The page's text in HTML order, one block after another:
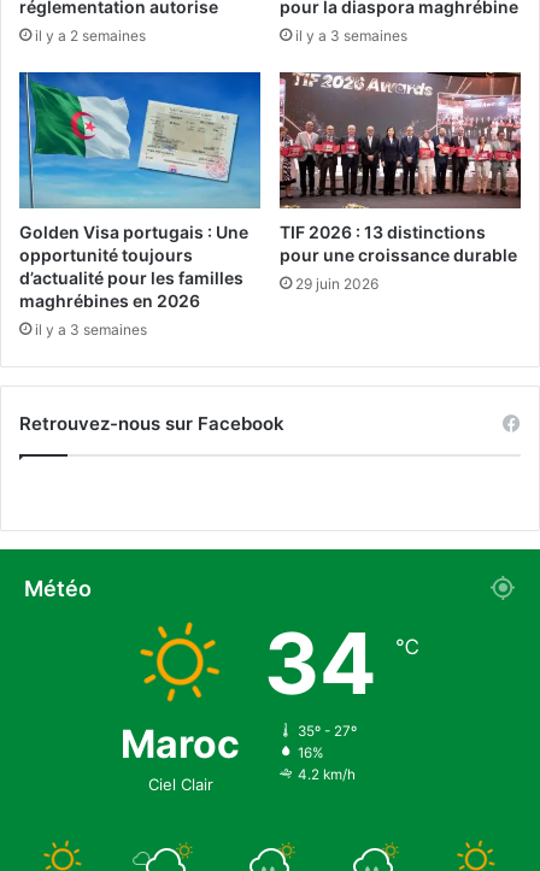
m
a
l
g
r
é
l
s
c
h
e
e
s
s
v
o
l
e
t
r
e
N
e
r
k
l
’
A
réglementation autorise
il y a 2 semaines
pour la diaspora maghrébine
il y a 3 semaines
Golden Visa portugais : Une
opportunité toujours
d’actualité pour les familles
maghrébines en 2026
il y a 3 semaines
TIF 2026 : 13 distinctions
pour une croissance durable
29 juin 2026
Retrouvez-nous sur Facebook
Météo
Maroc
Ciel Clair
34 ℃
35º - 27º
16%
4.2 km/h